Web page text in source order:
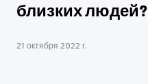
близких людей?
21 октября 2022 г.